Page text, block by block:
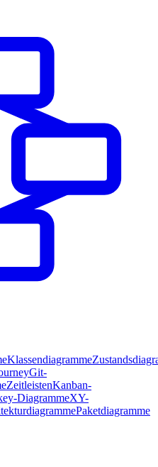
Klassendiagramme
Git-
ZeitleistenKanban-
DiagrammeXY-
Paketdiagramme